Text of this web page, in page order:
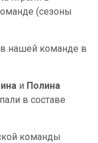
(сезоны
в нашей команде в
и Полина
в составе
команды